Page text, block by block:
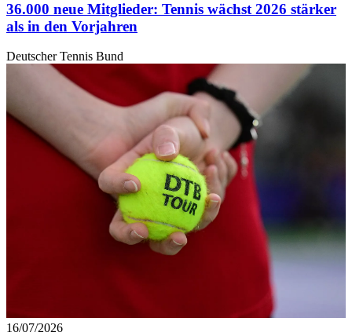
36.000 neue Mitglieder: Tennis wächst 2026 stärker
als in den Vorjahren
Deutscher Tennis Bund
16/07/2026